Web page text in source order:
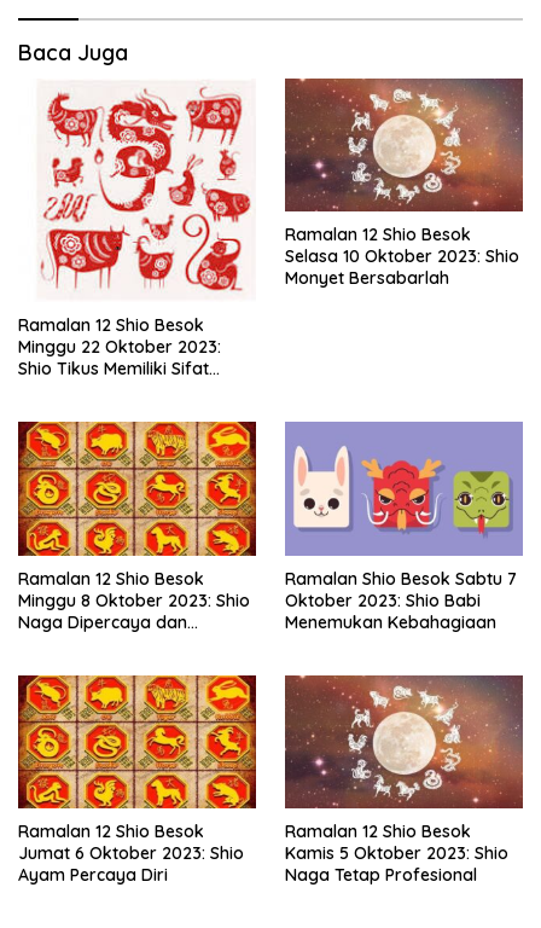
Baca Juga
Ramalan 12 Shio Besok
Minggu 22 Oktober 2023:
Shio Tikus Memiliki Sifat
Ramalan 12 Shio Besok
Selasa 10 Oktober 2023: Shio
Monyet Bersabarlah
Ramalan 12 Shio Besok
Minggu 8 Oktober 2023: Shio
Naga Dipercaya dan
Ramalan Shio Besok Sabtu 7
Oktober 2023: Shio Babi
Menemukan Kebahagiaan
Ramalan 12 Shio Besok
Jumat 6 Oktober 2023: Shio
Ayam Percaya Diri
Ramalan 12 Shio Besok
Kamis 5 Oktober 2023: Shio
Naga Tetap Profesional